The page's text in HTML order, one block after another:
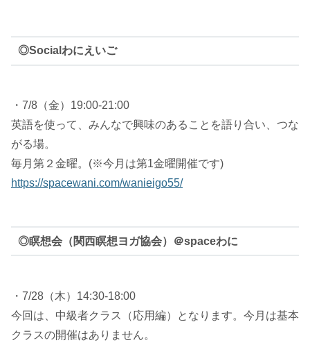
◎Socialわにえいご
・7/8（金）19:00-21:00
英語を使って、みんなで興味のあることを語り合い、つな
がる場。
毎月第２金曜。(※今月は第1金曜開催です)
https://spacewani.com/wanieigo55/
◎瞑想会（関西瞑想ヨガ協会）＠spaceわに
・7/28（木）14:30-18:00
今回は、中級者クラス（応用編）となります。今月は基本
クラスの開催はありません。